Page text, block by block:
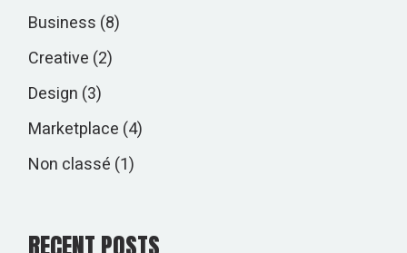
Business (8)
Creative (2)
Design (3)
Marketplace (4)
Non classé (1)